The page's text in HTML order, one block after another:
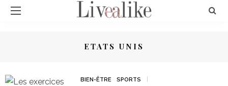
ETATS UNIS
BIEN-ÊTRE SPORTS